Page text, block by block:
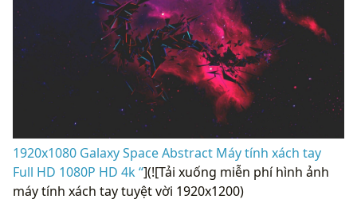
1920x1080 Galaxy Space Abstract Máy tính xách tay
Full HD 1080P HD 4k “](![Tải xuống miễn phí hình ảnh
máy tính xách tay tuyệt vời 1920x1200)